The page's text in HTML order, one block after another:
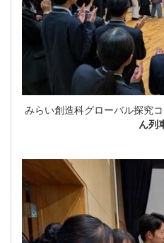
みらい創造科グローバル探究
ん列